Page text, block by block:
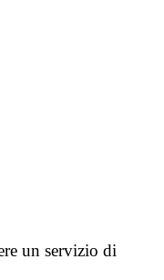
un servizio di